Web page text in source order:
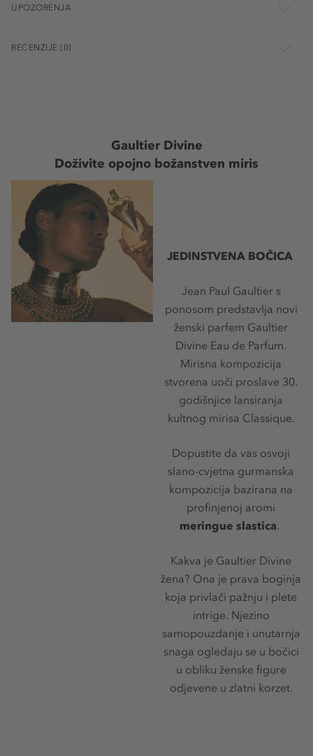
UPOZORENJA
RECENZIJE (0)
Gaultier Divine
Doživite opojno božanstven miris
JEDINSTVENA BOČICA
Jean Paul Gaultier s
ponosom predstavlja novi
ženski parfem Gaultier
Divine Eau de Parfum.
Mirisna kompozicija
stvorena uoči proslave 30.
godišnjice lansiranja
kultnog mirisa Classique.
Dopustite da vas osvoji
slano-cvjetna gurmanska
kompozicija bazirana na
profinjenoj aromi
meringue slastica.
Kakva je Gaultier Divine
žena? Ona je prava boginja
koja privlači pažnju i plete
intrige. Njezino
samopouzdanje i unutarnja
snaga ogledaju se u bočici
u obliku ženske figure
odjevene u zlatni korzet.